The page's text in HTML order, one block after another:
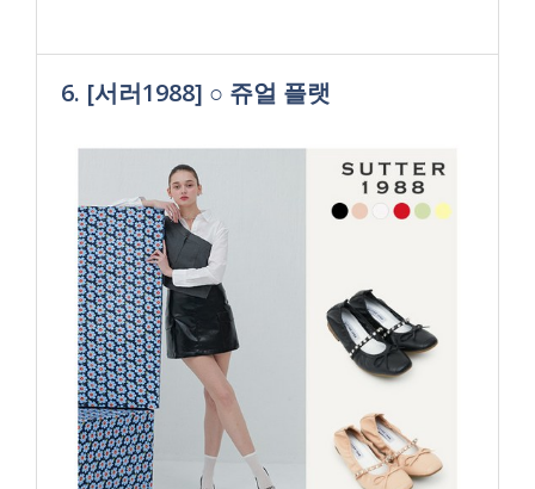
6. [서러1988] ○ 쥬얼 플랫